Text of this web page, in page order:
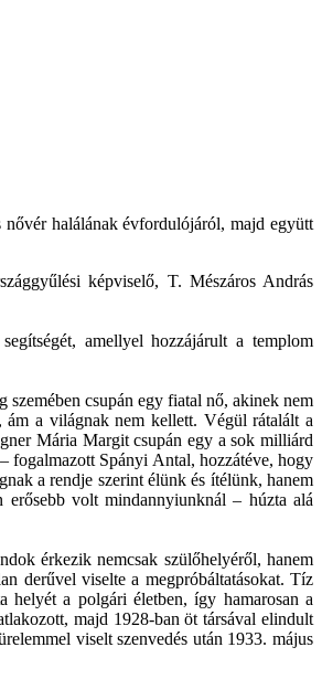
halálának évfordulójáról, majd együtt
képviselő, T. Mészáros András
amellyel hozzájárult a templom
szemében csupán egy fiatal nő, akinek nem
ám a világnak nem kellett. Végül rátalált a
Mária Margit csupán egy a sok milliárd
fogalmazott Spányi Antal, hozzátéve, hogy
a rendje szerint élünk és ítélünk, hanem
volt mindannyiunknál – húzta alá
érkezik nemcsak szülőhelyéről, hanem
derűvel viselte a megpróbáltatásokat. Tíz
helyét a polgári életben, így hamarosan a
majd 1928-ban öt társával elindult
viselt szenvedés után 1933. május